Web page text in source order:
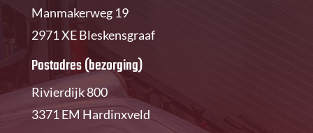
Manmakerweg 19
2971 XE Bleskensgraaf
Postadres (bezorging)
Rivierdijk 800
3371 EM Hardinxveld